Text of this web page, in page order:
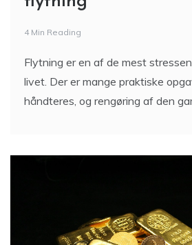
4 Min Reading
Flytning er en af de mest
livet. Der er mange praktiske
håndteres, og rengøring af den